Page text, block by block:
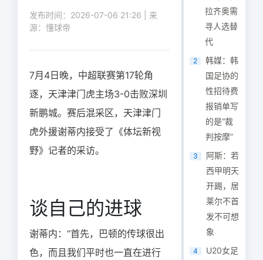
发布时间：2026-07-06 21:26 | 来
源：懂球帝
7月4日晚，中超联赛第17轮角
逐，天津津门虎主场3-0击败深圳
新鹏城。赛后混采区，天津津门
虎外援谢蒂内接受了《体坛新视
野》记者的采访。
谈自己的进球
谢蒂内：“首先，巴顿的传球很出
色，而且我们平时也一直在进行
拉齐奥需
寻人选替
代
2
韩媒：韩
国足协的
性招待费
报销单写
的是“裁
判按摩”
3
阿斯：若
西甲明天
开踢，居
莱尔不首
发不可想
象
4
U20女足